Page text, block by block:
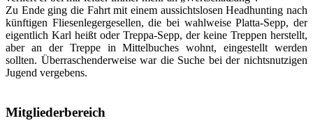
Zu Ende ging die Fahrt mit einem aussichtslosen Headhunting nach
künftigen Fliesenlegergesellen, die bei wahlweise Platta-Sepp, der
eigentlich Karl heißt oder Treppa-Sepp, der keine Treppen herstellt,
aber an der Treppe in Mittelbuches wohnt, eingestellt werden
sollten. Überraschenderweise war die Suche bei der nichtsnutzigen
Jugend vergebens.
Mitgliederbereich